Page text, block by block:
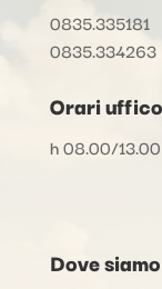
0835.335181
0835.334263
Orari uffico
h 08.00/
Dove siamo